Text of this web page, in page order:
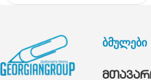
ბმულები